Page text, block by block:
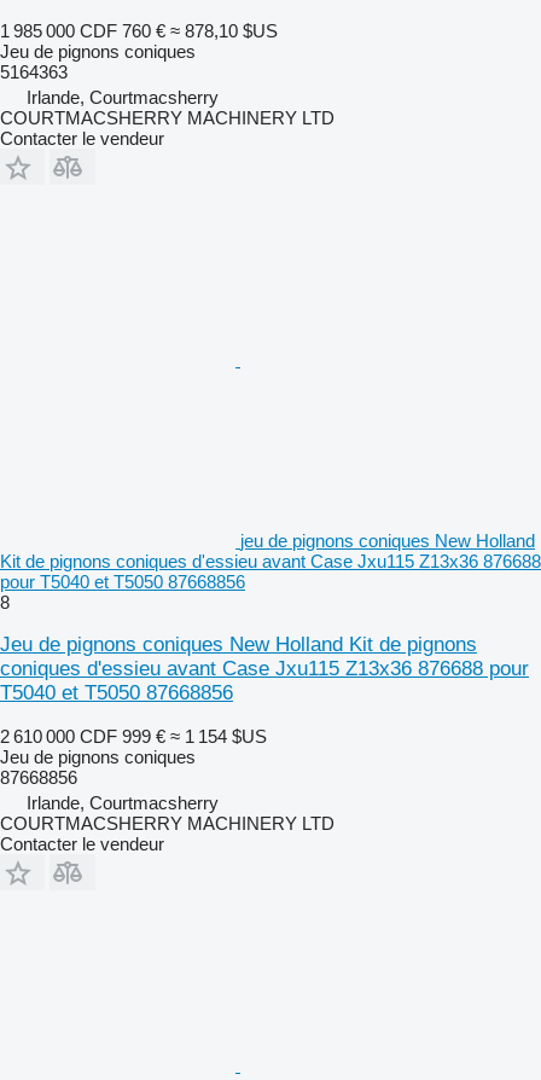
1 985 000 CDF 760 € ≈ 878,10 $US
Jeu de pignons coniques
5164363
Irlande, Courtmacsherry
COURTMACSHERRY MACHINERY LTD
Contacter le vendeur
jeu de pignons coniques New Holland
Kit de pignons coniques d'essieu avant Case Jxu115 Z13x36 876688
pour T5040 et T5050 87668856
8
Jeu de pignons coniques New Holland Kit de pignons
coniques d'essieu avant Case Jxu115 Z13x36 876688 pour
T5040 et T5050 87668856
2 610 000 CDF 999 € ≈ 1 154 $US
Jeu de pignons coniques
87668856
Irlande, Courtmacsherry
COURTMACSHERRY MACHINERY LTD
Contacter le vendeur